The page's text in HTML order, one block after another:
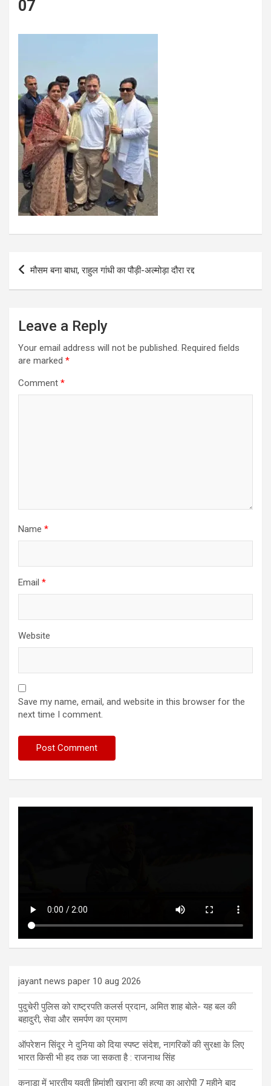
07
Post
navigation
मौसम बना बाधा, राहुल गांधी का पौड़ी-अल्मोड़ा दौरा रद्द
Leave a Reply
Your email address will not be published. Required fields
are marked *
Comment *
Name *
Email *
Website
Save my name, email, and website in this browser for the
next time I comment.
jayant news paper 10 aug 2026
पुदुचेरी पुलिस को राष्ट्रपति कलर्स प्रदान, अमित शाह बोले- यह बल की
बहादुरी, सेवा और समर्पण का प्रमाण
ऑपरेशन सिंदूर ने दुनिया को दिया स्पष्ट संदेश, नागरिकों की सुरक्षा के लिए
भारत किसी भी हद तक जा सकता है : राजनाथ सिंह
कनाडा में भारतीय युवती हिमांशी खुराना की हत्या का आरोपी 7 महीने बाद